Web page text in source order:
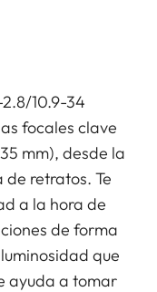
10.9-34
focales clave
mm), desde la
retratos. Te
a la hora de
de forma
que
ayuda a tomar